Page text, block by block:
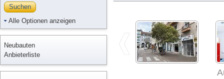
Suchen
Alle Optionen anzeigen
Neubauten
Anbieterliste